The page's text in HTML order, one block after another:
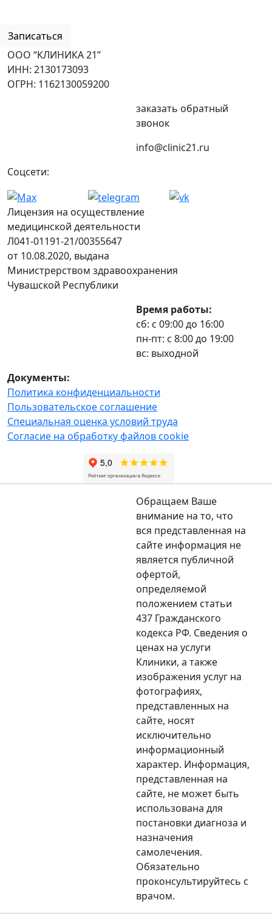
Записаться
ООО “КЛИНИКА 21”
ИНН: 2130173093
ОГРН: 1162130059200
заказать обратный
звонок
info@clinic21.ru
Соцсети:
Лицензия на осуществление
медицинской деятельности
Л041-01191-21/00355647
от 10.08.2020, выдана
Министрерством здравоохранения
Чувашской Республики
Время работы:
сб: с 09:00 до 16:00
пн-пт: с 8:00 до 19:00
вс: выходной
Документы:
Политика конфиденциальности
Пользовательское соглашение
Специальная оценка условий труда
Согласие на обработку файлов cookie
Обращаем Ваше
внимание на то, что
вся представленная на
сайте информация не
является публичной
офертой,
определяемой
положением статьи
437 Гражданского
кодекса РФ. Сведения о
ценах на услуги
Клиники, а также
изображения услуг на
фотографиях,
представленных на
сайте, носят
исключительно
информационный
характер. Информация,
представленная на
сайте, не может быть
использована для
постановки диагноза и
назначения
самолечения.
Обязательно
проконсультируйтесь с
врачом.